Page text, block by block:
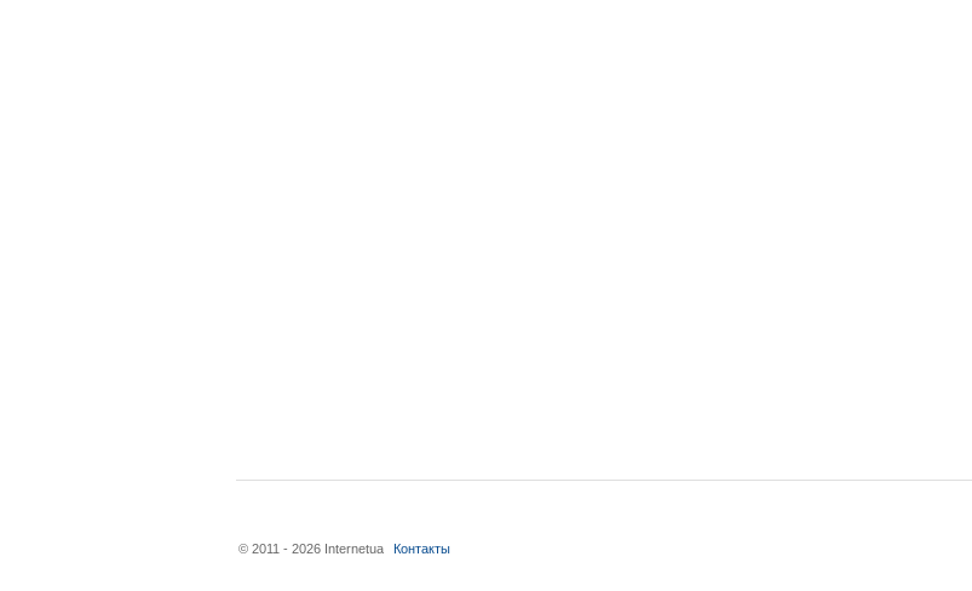
© 2011 - 2026 Internetua Контакты